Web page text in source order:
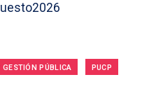
GESTIÓN PÚBLICA PUCP